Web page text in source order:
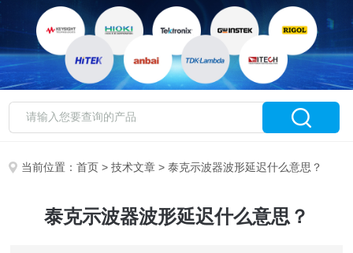
当前位置：首页 >技术文章 > 泰克示波器波形延迟什么意思？
泰克示波器波形延迟什么意思？